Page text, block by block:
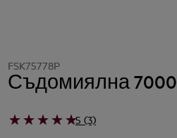
FSK75778P
Съдомиялна 7000
5 (3)